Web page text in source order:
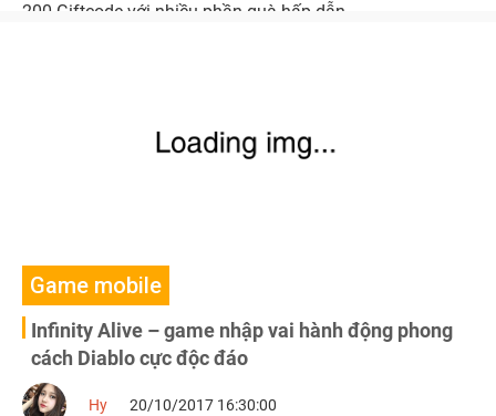
200 Giftcode với nhiều phần quà hấp dẫn.
Game mobile
Infinity Alive – game nhập vai hành động phong
cách Diablo cực độc đáo
Hy 20/10/2017 16:30:00